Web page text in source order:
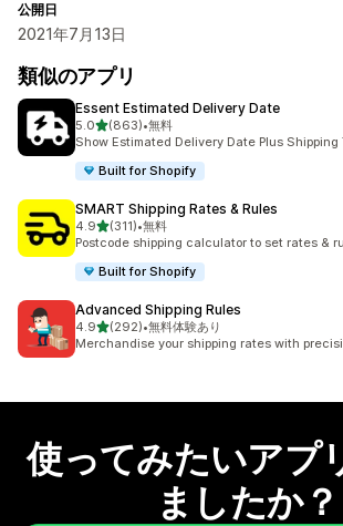
公開日
2021年7月13日
類似のアプリ
Essent Estimated Delivery Date
5.05つ星中
(863)
合計レビュー数：863件
•無料
Show Estimated Delivery Date Plus Shipping
Built for Shopify
SMART Shipping Rates & Rules
4.95つ星中
(311)
合計レビュー数：311件
•無料
Postcode shipping calculator to set rates &
Built for Shopify
Advanced Shipping Rules
4.95つ星中
(292)
合計レビュー数：292件
•無料体験あり
Merchandise your shipping rates with
使ってみたいアプ
ましたか？